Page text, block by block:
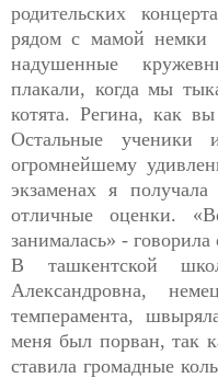
родительских
рядом с мамой
надушенные
плакали, когда мы
котята. Регина, как
Остальные ученики
огромнейшему
экзаменах я
отличные оценки.
занималась» -
В ташкентской
Александровна,
темперамента,
меня был порван, так
ставила громадные